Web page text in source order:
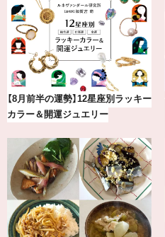
最新版！東京都内のおしゃれな朝活
カフェ＆モーニング9選